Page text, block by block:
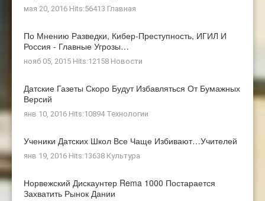
мая 20, 2016 Hits:56413 Главная
По Мнению Разведки, Кибер-Преступность, ИГИЛ И
Россия - Главные Угрозы…
нояб 05, 2015 Hits:12158 Новости
Датские Газеты Скоро Будут Избавляться От Бумажных
Версий
янв 10, 2016 Hits:10894 Технологии
Ученики Датских Школ Все Чаще Избивают…учителей
янв 19, 2016 Hits:13638 Культура
Норвежский Дискаунтер Rema 1000 Постарается
Захватить Рынок Дании